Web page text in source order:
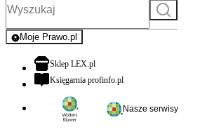
Szukaj
Moje Prawo.pl
- rejestracja i logowanie do serwisu
Sklep LEX.plotwiera się w nowej karcie
Księgarnia profinfo.plotwiera się w nowej karcie
Nasze serwisy